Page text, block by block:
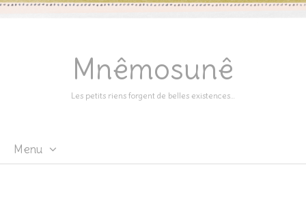
Mnêmosunê
Les petits riens forgent de belles existences…
Menu